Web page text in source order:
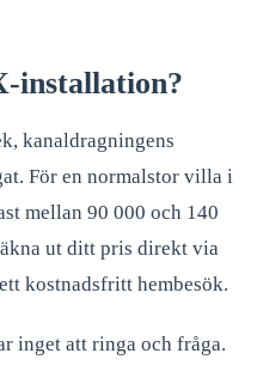
installation?
kanaldragningens
För en normalstor villa i
mellan 90 000 och 140
ut ditt pris direkt via
kostnadsfritt hembesök.
inget att ringa och fråga.